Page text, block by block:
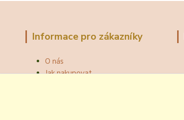
Informace pro zákazníky
O nás
Jak nakupovat